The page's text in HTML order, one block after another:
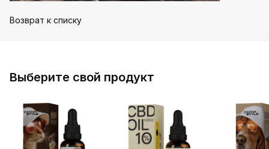
Возврат к списку
Выберите свой продукт